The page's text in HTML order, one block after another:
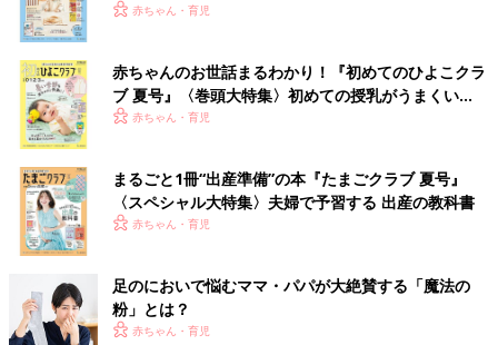
いっぱい！
赤ちゃん・育児
赤ちゃんのお世話まるわかり！『初めてのひよこクラ
ブ 夏号』〈巻頭大特集〉初めての授乳がうまくい
く！ おっぱい・ミルクの基本と夏のトラブル 解決テ
赤ちゃん・育児
まるごと1冊“出産準備”の本『たまごクラブ 夏号』
〈スペシャル大特集〉夫婦で予習する 出産の教科書
赤ちゃん・育児
足のにおいで悩むママ・パパが大絶賛する「魔法の
粉」とは？
赤ちゃん・育児